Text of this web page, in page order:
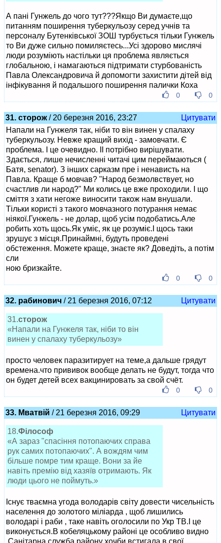
А пані Гунжель до чого тут???Якщо Ви думаєте,що
питанням поширення туберкульозу серед учнів та
персоналу Бутенківської ЗОШ турбується тільки Гунжель
то Ви дуже сильно помиляєтесь...Усі здорово мислячі
люди розуміють настільки ця проблема являється
глобальною, і намагаються підтримати стурбованість
Павла Олександровича й допомогти захистити дітей від
інфікування й подальшого поширення палички Коха
0 0
31. сторож/ 20 березня 2016, 23:27
Цитувати
Напали на Гунжеля так, ніби то він винен у спалаху
туберкульозу. Невже кращий вихід - замовчати. Є
проблема. І це очевидно. ІІ потрібно вирішувати.
Здається, лише нечисленні читачі цим переймаються (
Батя, senator). З інших сарказм пре і ненависть на
Павла. Краще б мовчав? "Народ безмолвствует, но
счастлив ли народ?" Ми колись це вже проходили. І що
сміття з хати негоже виносити також нам внушали.
Тільки користі з такого мовчазного потурання немає
ніякої.Гунжель - не долар, щоб усім подобатись.Але
робить хоть щось.Як уміє, як це розуміє.І щось таки
зрушує з місця.Принаймні, будуть проведені
обстеження. Можете краще, знаєте як? Доведіть, а потім
сли
ною бризкайте.
0 0
32. рабинович / 21 березня 2016, 07:12 Цитувати
31.сторож
«Напали на Гунжеля так, ніби то він
винен у спалаху туберкульозу»
просто человек паразитирует на теме,а дальше грядут
времена.что прививок вообще делать не будут, тогда что
он будет детей всех вакцинировать за свой счёт.
0 0
33. Мватвій / 21 березня 2016, 09:29 Цитувати
18.Філософ
«А зараз "спасіння потопаючих справа
рук самих потопаючих". А вождям чим
більше помре тим краще. Вони за йе
навіть премію від хазяїв отримають. Як
люди цього не поймуть.»
Існує тваємна угода володарів світу довести чисельність
населення до золотого міліарда , щоб лишились
володарі і раби , таке навіть оголосили по Укр ТВ.І це
виконується.В кобеляцькому районі це особливо видно